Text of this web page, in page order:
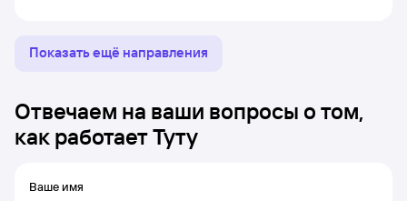
Показать ещё направления
Отвечаем на ваши вопросы о том,
как работает Туту
Ваше имя